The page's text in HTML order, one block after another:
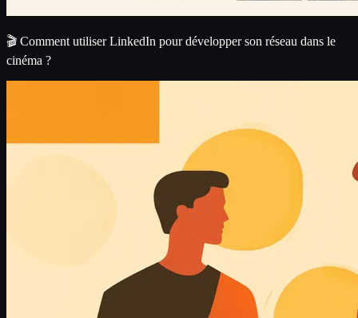
🎬 Comment utiliser LinkedIn pour développer son réseau dans le
cinéma ?